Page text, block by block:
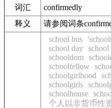
词汇
confirmedly
释义
请参阅词条
school bus
school day school
schooldom
schoolfellow
schoolgirlhood
schoolgirls
schoolhouse
个人以非货币性